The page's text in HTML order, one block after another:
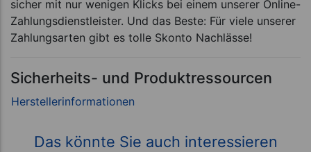
sicher mit nur wenigen Klicks bei einem unserer Online-
Zahlungsdienstleister. Und das Beste: Für viele unserer
Zahlungsarten gibt es tolle Skonto Nachlässe!
Sicherheits- und Produktressourcen
Das könnte Sie auch interessieren